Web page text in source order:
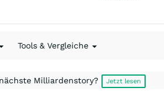
Tools & Vergleiche
Milliardenstory? Jetzt lesen